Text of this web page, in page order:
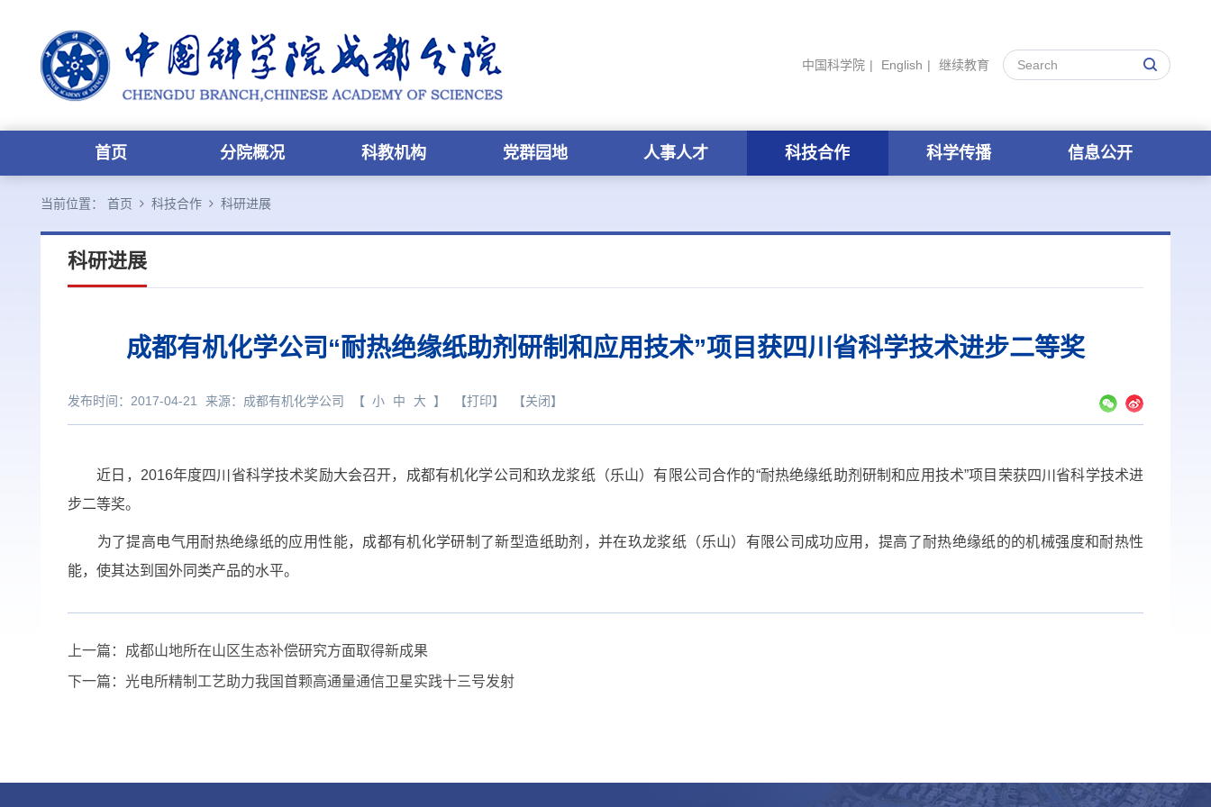
中国科学院 | English | 继续教育
首页 分院概况 科教机构 党群园地 人事人才 科技合作 科学传播 信息公开
当前位置： 首页 科技合作 科研进展
科研进展
成都有机化学公司“耐热绝缘纸助剂研制和应用技术”项目获四川省科学技术进步二等奖
发布时间：2017-04-21 来源： 成都有机化学公司 【 小 中 大 】 【打印】 【关闭】
近日，2016年度四川省科学技术奖励大会召开，成都有机化学公司和玖龙浆纸（乐山）有限公司合作的“耐热绝缘纸助剂研制和应用技术”项目荣获四川省科学技术进
步二等奖。
为了提高电气用耐热绝缘纸的应用性能，成都有机化学研制了新型造纸助剂，并在玖龙浆纸（乐山）有限公司成功应用，提高了耐热绝缘纸的的机械强度和耐热性
能，使其达到国外同类产品的水平。
上一篇： 成都山地所在山区生态补偿研究方面取得新成果
下一篇： 光电所精制工艺助力我国首颗高通量通信卫星实践十三号发射